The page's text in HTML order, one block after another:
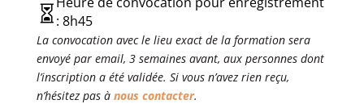
 : 8h45
La convocation avec le lieu exact de la formation sera
envoyé par email, 3 semaines avant, aux personnes dont
l’inscription a été validée. Si vous n’avez rien reçu,
n’hésitez pas à nous contacter.